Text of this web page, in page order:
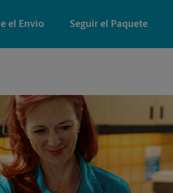
y Tarjetas
Carteles y Letreros
Impresión de Pancartas
Envío de Faxes y Escaneos
Time-Saving Kiosk
el Envío Seguir el Paquete